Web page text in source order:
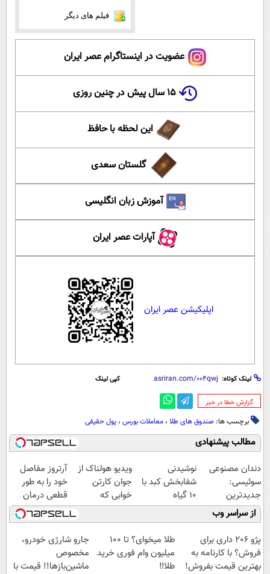
فیلم های دیگر
عضویت در اینستاگرام عصر ایران
۱۵ سال پیش در چنین روزی
این لحظه با حافظ
گلستان سعدی
آموزش زبان انگلیسی
آپارات عصر ایران
اپلیکیشن عصر ایران
لینک کوتاه: کپی لینک
‌گزارش خطا در خبر
برچسب ها: صندوق های طلا ، معاملات بورس ، پول حقیقی
مطالب پیشنهادی
دندان مصنوعی
سوئیسی:
جدیدترین
فناوری اروپا،
سبک و مقاوم |
پرداخت قسطی
نوشیدنی
شفابخش کبد با
10 گیاه
موثر(تخفیف تا
امشب)
ویدیو هولناک از
جوان کارتن
خوابی که
میلیاردر شد.
آموزش رایگان
آرتروز مفاصل
خود را به طور
قطعی درمان
کنید!
◗پرسش‌نامه◖
از سراسر وب
پژو 206 داری برای
فروش؟ با کارنامه به
بهترین قیمت بفروش!
طلا میخوای؟ تا 100
میلیون وام فوری خرید
طلا‼️
جارو شارژی خودرو،
مخصوص
ماشین‌باز‌ها!! قیمت با